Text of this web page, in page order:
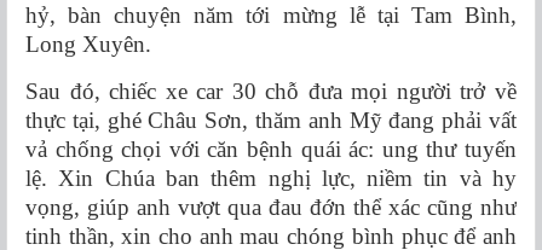
hỷ, bàn chuyện năm tới mừng lễ tại Tam Bình,
Long Xuyên.
Sau đó, chiếc xe car 30 chỗ đưa mọi người trở về
thực tại, ghé Châu Sơn, thăm anh Mỹ đang phải vất
vả chống chọi với căn bệnh quái ác: ung thư tuyến
lệ. Xin Chúa ban thêm nghị lực, niềm tin và hy
vọng, giúp anh vượt qua đau đớn thể xác cũng như
tinh thần, xin cho anh mau chóng bình phục để anh